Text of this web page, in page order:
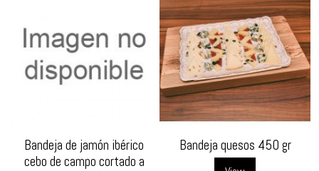
Bandeja de jamón ibérico
cebo de campo cortado a
Bandeja quesos 450 gr